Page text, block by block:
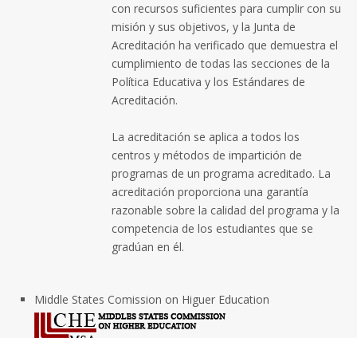
con recursos suficientes para cumplir con su
misión y sus objetivos, y la Junta de
Acreditación ha verificado que demuestra el
cumplimiento de todas las secciones de la
Política Educativa y los Estándares de
Acreditación.
La acreditación se aplica a todos los
centros y métodos de impartición de
programas de un programa acreditado. La
acreditación proporciona una garantía
razonable sobre la calidad del programa y la
competencia de los estudiantes que se
gradúan en él.
Middle States Comission on Higuer Education